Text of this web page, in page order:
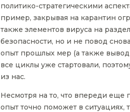
политико-стратегическими
пример, закрывая на карантин
также элементов вируса на
безопасности, но и не повод
опыт прошлых мер (а также
все циклы уже стартовали,
из нас.
Несмотря на то, что впереди еще
опыт точно поможет в ситуациях,